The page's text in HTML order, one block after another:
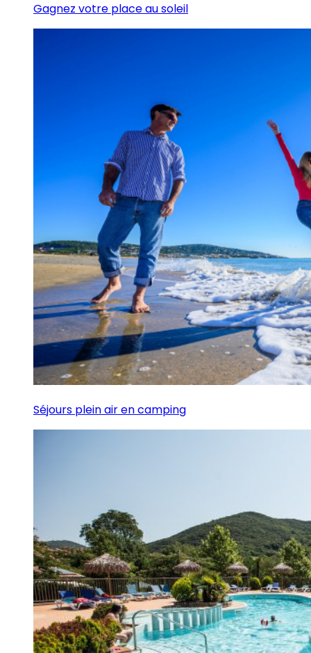
Gagnez votre place au soleil
Séjours plein air en camping